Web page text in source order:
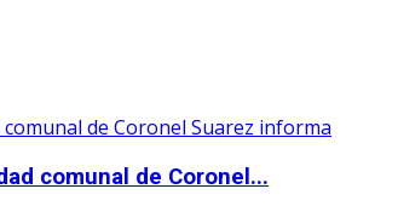
comunal de Coronel...